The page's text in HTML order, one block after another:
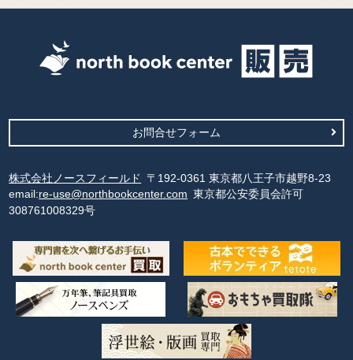
お問合せフォーム
株式会社ノースフィールド
〒192-0361 東京都八王子市越野8-23
email:re-use@northbookcenter.com 東京都公安委員会許可
308761008329号